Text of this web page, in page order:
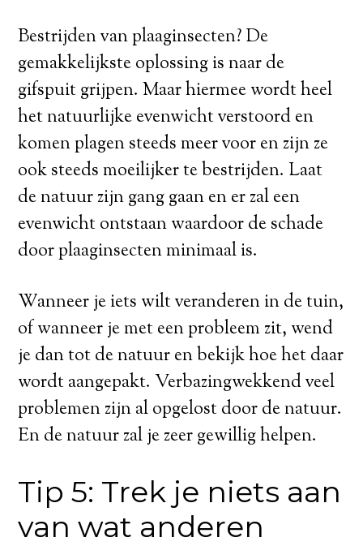
Bestrijden van plaaginsecten? De
gemakkelijkste oplossing is naar de
gifspuit grijpen. Maar hiermee wordt heel
het natuurlijke evenwicht verstoord en
komen plagen steeds meer voor en zijn ze
ook steeds moeilijker te bestrijden. Laat
de natuur zijn gang gaan en er zal een
evenwicht ontstaan waardoor de schade
door plaaginsecten minimaal is.
Wanneer je iets wilt veranderen in de tuin,
of wanneer je met een probleem zit, wend
je dan tot de natuur en bekijk hoe het daar
wordt aangepakt. Verbazingwekkend veel
problemen zijn al opgelost door de natuur.
En de natuur zal je zeer gewillig helpen.
Tip 5: Trek je niets aan
van wat anderen